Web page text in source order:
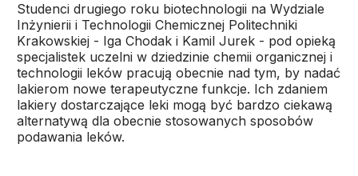
Studenci drugiego roku biotechnologii na Wydziale
Inżynierii i Technologii Chemicznej Politechniki
Krakowskiej - Iga Chodak i Kamil Jurek - pod opieką
specjalistek uczelni w dziedzinie chemii organicznej i
technologii leków pracują obecnie nad tym, by nadać
lakierom nowe terapeutyczne funkcje. Ich zdaniem
lakiery dostarczające leki mogą być bardzo ciekawą
alternatywą dla obecnie stosowanych sposobów
podawania leków.